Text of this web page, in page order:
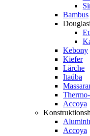
Bambus
Kebony
Kiefer
Lärche
Itaúba
Accoya
Accoya